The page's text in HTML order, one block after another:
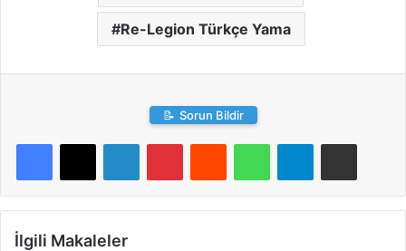
Re-Legion Türkçe Yama
📝 Sorun Bildir
Telegram
İlgili Makaleler